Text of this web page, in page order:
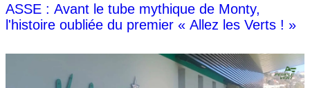
ASSE : Avant le tube mythique de Monty,
l'histoire oubliée du premier « Allez les Verts ! »